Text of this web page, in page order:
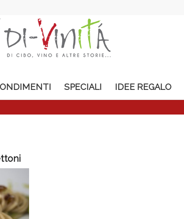
SPECIALI IDEE REGALO